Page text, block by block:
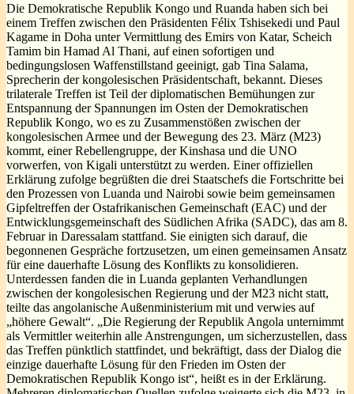
Die Demokratische Republik Kongo und Ruanda haben sich bei
einem Treffen zwischen den Präsidenten Félix Tshisekedi und Paul
Kagame in Doha unter Vermittlung des Emirs von Katar, Scheich
Tamim bin Hamad Al Thani, auf einen sofortigen und
bedingungslosen Waffenstillstand geeinigt, gab Tina Salama,
Sprecherin der kongolesischen Präsidentschaft, bekannt. Dieses
trilaterale Treffen ist Teil der diplomatischen Bemühungen zur
Entspannung der Spannungen im Osten der Demokratischen
Republik Kongo, wo es zu Zusammenstößen zwischen der
kongolesischen Armee und der Bewegung des 23. März (M23)
kommt, einer Rebellengruppe, der Kinshasa und die UNO
vorwerfen, von Kigali unterstützt zu werden. Einer offiziellen
Erklärung zufolge begrüßten die drei Staatschefs die Fortschritte bei
den Prozessen von Luanda und Nairobi sowie beim gemeinsamen
Gipfeltreffen der Ostafrikanischen Gemeinschaft (EAC) und der
Entwicklungsgemeinschaft des Südlichen Afrika (SADC), das am 8.
Februar in Daressalam stattfand. Sie einigten sich darauf, die
begonnenen Gespräche fortzusetzen, um einen gemeinsamen Ansatz
für eine dauerhafte Lösung des Konflikts zu konsolidieren.
Unterdessen fanden die in Luanda geplanten Verhandlungen
zwischen der kongolesischen Regierung und der M23 nicht statt,
teilte das angolanische Außenministerium mit und verwies auf
„höhere Gewalt“. „Die Regierung der Republik Angola unternimmt
als Vermittler weiterhin alle Anstrengungen, um sicherzustellen, dass
das Treffen pünktlich stattfindet, und bekräftigt, dass der Dialog die
einzige dauerhafte Lösung für den Frieden im Osten der
Demokratischen Republik Kongo ist“, heißt es in der Erklärung.